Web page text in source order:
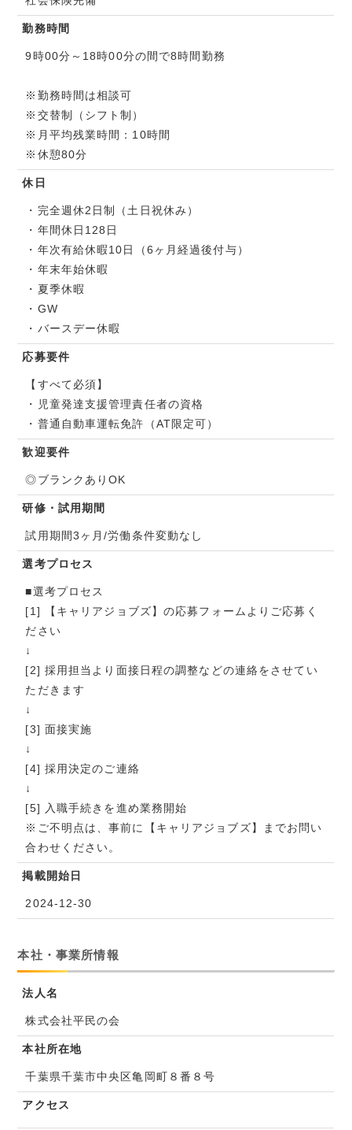
勤務時間
9時00分～18時00分の間で8時間勤務
※勤務時間は相談可
※交替制（シフト制）
※月平均残業時間：10時間
※休憩80分
休日
・完全週休2日制（土日祝休み）
・年間休日128日
・年次有給休暇10日（6ヶ月経過後付与）
・年末年始休暇
・夏季休暇
・GW
・バースデー休暇
応募要件
【すべて必須】
・児童発達支援管理責任者の資格
・普通自動車運転免許（AT限定可）
歓迎要件
◎ブランクありOK
研修・試用期間
試用期間3ヶ月/労働条件変動なし
選考プロセス
■選考プロセス
[1] 【キャリアジョブズ】の応募フォームよりご応募く
ださい
↓
[2] 採用担当より面接日程の調整などの連絡をさせてい
ただきます
↓
[3] 面接実施
↓
[4] 採用決定のご連絡
↓
[5] 入職手続きを進め業務開始
※ご不明点は、事前に【キャリアジョブズ】までお問い
合わせください。
掲載開始日
2024-12-30
本社・事業所情報
法人名
株式会社平民の会
本社所在地
千葉県千葉市中央区亀岡町８番８号
アクセス